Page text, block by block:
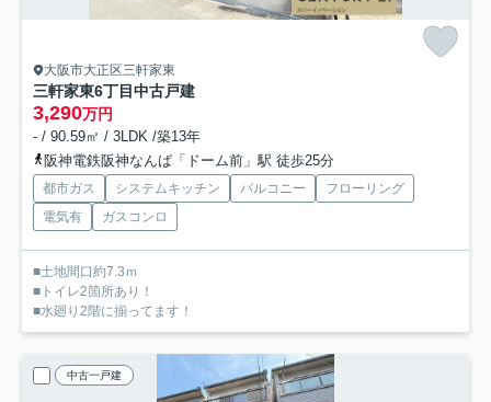
大阪市大正区三軒家東
三軒家東6丁目中古戸建
3,290万円
- / 90.59㎡ / 3LDK /築13年
阪神電鉄阪神なんば「ドーム前」駅 徒歩25分
都市ガス システムキッチン バルコニー
フローリング
電気有
ガスコンロ
■土地間口約7.3ｍ
■トイレ2箇所あり！
■水廻り2階に揃ってます！
中古一戸建